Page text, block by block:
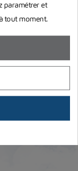
:
répond à
paramétrer et
tout moment.